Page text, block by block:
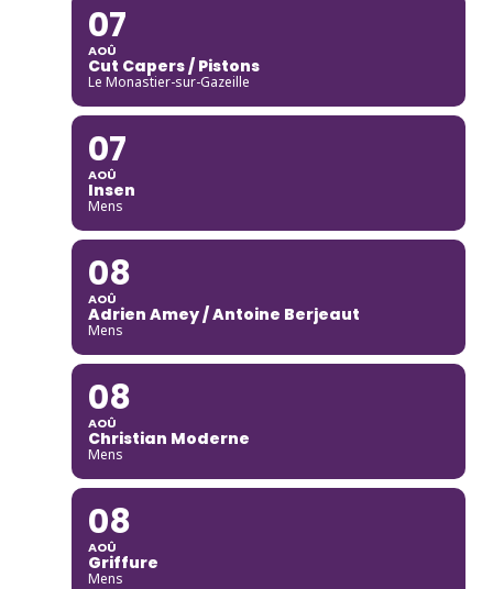
07
AOÛ
Cut Capers / Pistons
Le Monastier-sur-Gazeille
07
AOÛ
Insen
Mens
08
AOÛ
Adrien Amey / Antoine Berjeaut
Mens
08
AOÛ
Christian Moderne
Mens
08
AOÛ
Griffure
Mens